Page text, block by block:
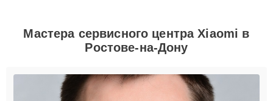
Мастера сервисного центра Xiaomi в
Ростове-на-Дону